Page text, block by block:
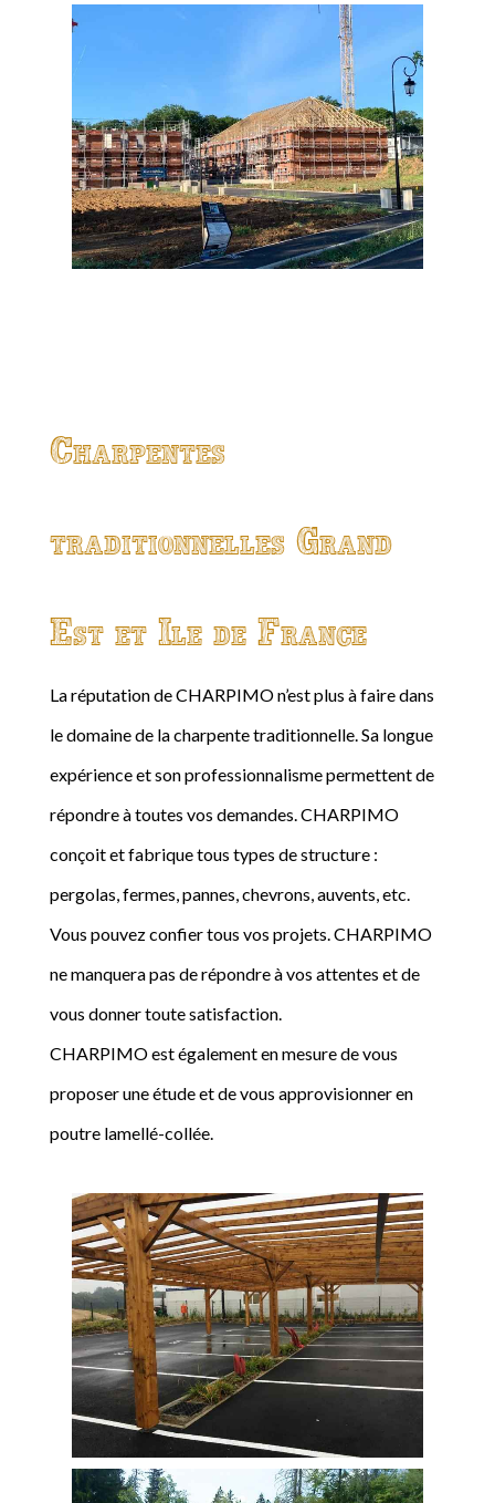
Charpentes
traditionnelles Grand
Est et Ile de France
La réputation de CHARPIMO n’est plus à faire dans
le domaine de la charpente traditionnelle. Sa longue
expérience et son professionnalisme permettent de
répondre à toutes vos demandes. CHARPIMO
conçoit et fabrique tous types de structure :
pergolas, fermes, pannes, chevrons, auvents, etc.
Vous pouvez confier tous vos projets. CHARPIMO
ne manquera pas de répondre à vos attentes et de
vous donner toute satisfaction.
CHARPIMO est également en mesure de vous
proposer une étude et de vous approvisionner en
poutre lamellé-collée.